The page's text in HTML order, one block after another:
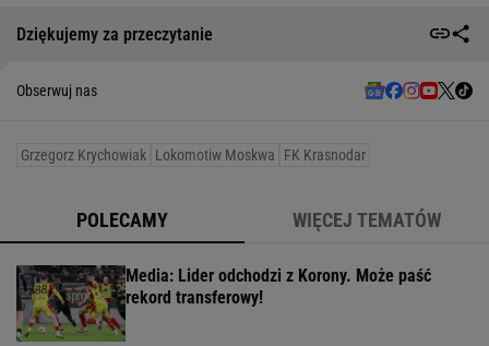
Dziękujemy za przeczytanie
Obserwuj nas
Grzegorz Krychowiak Lokomotiw Moskwa FK Krasnodar
POLECAMY WIĘCEJ TEMATÓW
Media: Lider odchodzi z Korony. Może paść
rekord transferowy!